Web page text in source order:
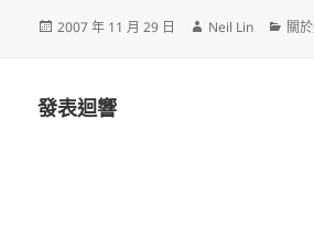
發
2007 年 11 月 29 日
作
Neil Lin
分
關
發表迴響